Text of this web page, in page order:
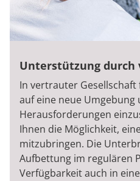
Unterstützung durch
In vertrauter
auf eine neue Umgebung
Herausforderungen
Ihnen die Möglichkeit,
mitzubringen. Die
Aufbettung im regulären
Verfügbarkeit auch in